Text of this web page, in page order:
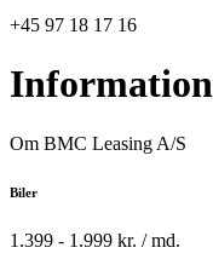
+45 97 18 17 16
Information
Om BMC Leasing A/S
Biler
1.399 - 1.999 kr. / md.